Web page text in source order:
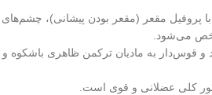
پروفیل مقعر (مقعر بودن پیشانی)، چشم‌های
می‌شود.
و قوس‌دار به مادیان ترکمن ظاهری باشکوه و
کلی عضلانی و قوی است.